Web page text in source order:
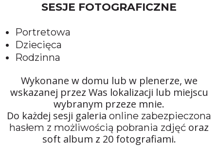
SESJE FOTOGRAFICZNE
Portretowa
Dziecięca
Rodzinna
Wykonane w domu lub w plenerze, we
wskazanej przez Was lokalizacji lub miejscu
wybranym przeze mnie.
Do każdej sesji galeria online zabezpieczona
hasłem z możliwością pobrania zdjęć oraz
soft album z 20 fotografiami.